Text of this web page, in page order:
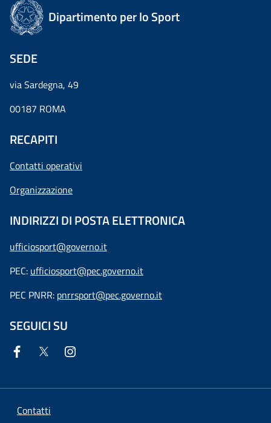
Dipartimento per lo Sport
SEDE
via Sardegna, 49
00187 ROMA
RECAPITI
Contatti operativi
Organizzazione
INDIRIZZI DI POSTA ELETTRONICA
ufficiosport@governo.it
PEC: ufficiosport@pec.governo.it
PEC PNRR: pnrrsport@pec.governo.it
SEGUICI SU
Contatti